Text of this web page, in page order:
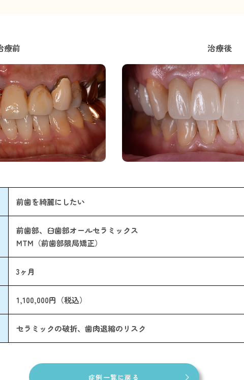
療前 治療後
前歯を綺麗にしたい
前歯部、臼歯部オールセラミックス
MTM（前歯部限局矯正）
3ヶ月
1,100,000円（税込）
セラミックの破折、歯肉退縮のリスク
症例一覧に戻る